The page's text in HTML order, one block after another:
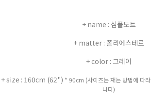
+ name : 심플도트
+ matter : 폴리에스테르
+ color : 그레이
+ size : 160cm (62") * 90cm (사이즈는 재는 방법에 따라
니다)